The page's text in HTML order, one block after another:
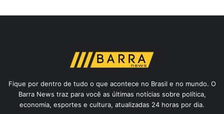
Fique por dentro de tudo o que acontece no Brasil e no mundo. O
Barra News traz para você as últimas notícias sobre política,
economia, esportes e cultura, atualizadas 24 horas por dia.